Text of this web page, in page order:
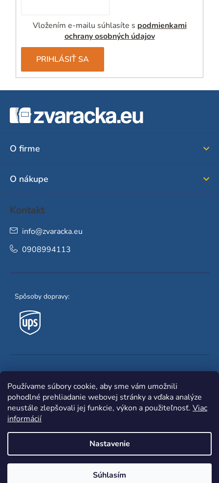
Používame súbory cookie, aby sme vám umožnili
pohodlné prehliadanie webovej stránky a vďaka analýze
neustále zlepšovali jej funkcie, výkon a použiteľnosť. Viac
informácií
Nastavenie
Súhlasím
Vložením e-mailu súhlasíte s podmienkami
ochrany osobných údajov
PRIHLÁSIŤ SA
O firme
O nákupe
Kontakt
info@zvaracka.eu
0908994113
Spôsoby dopravy:
Shoptet |mime digital
vyhradené.